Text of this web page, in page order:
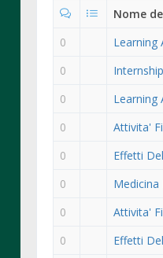
Nome
0
Learning
0
Internship
0
Learning
0
Attivita'
0
Effetti
0
0
Attivita'
0
Effetti